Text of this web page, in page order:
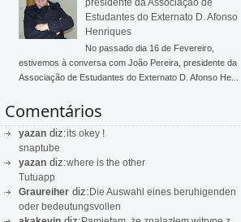
presidente da Associação de
Estudantes do Externato D. Afonso
Henriques
No passado dia 16 de Fevereiro,
estivemos à conversa com João Pereira, presidente da
Associação de Estudantes do Externato D. Afonso He...
Comentários
yazan diz:its okey !
snaptube
yazan diz:where is the other
Tutuapp
Graureiher diz:Die Auswahl eines beruhigenden
oder bedeutungsvollen